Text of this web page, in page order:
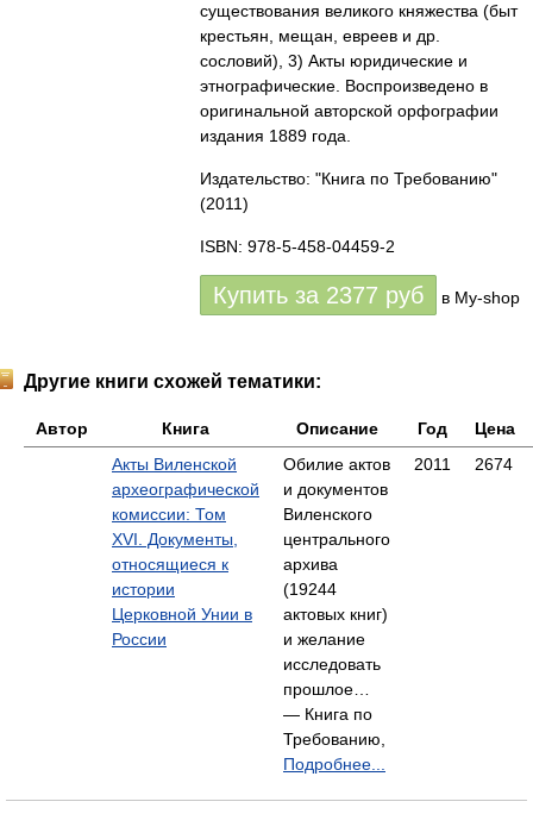
существования великого княжества (быт
крестьян, мещан, евреев и др.
сословий), 3) Акты юридические и
этнографические. Воспроизведено в
оригинальной авторской орфографии
издания 1889 года.
Издательство: "Книга по Требованию"
(2011)
ISBN: 978-5-458-04459-2
Купить за 2377 руб в My-shop
Другие книги схожей тематики:
Автор Книга Описание Год
Цена
Акты Виленской
археографической
комиссии: Том
XVI. Документы,
относящиеся к
истории
Церковной Унии в
России
Обилие актов
и документов
Виленского
центрального
архива
(19244
актовых книг)
и желание
исследовать
прошлое…
— Книга по
Требованию,
Подробнее...
2011 2674